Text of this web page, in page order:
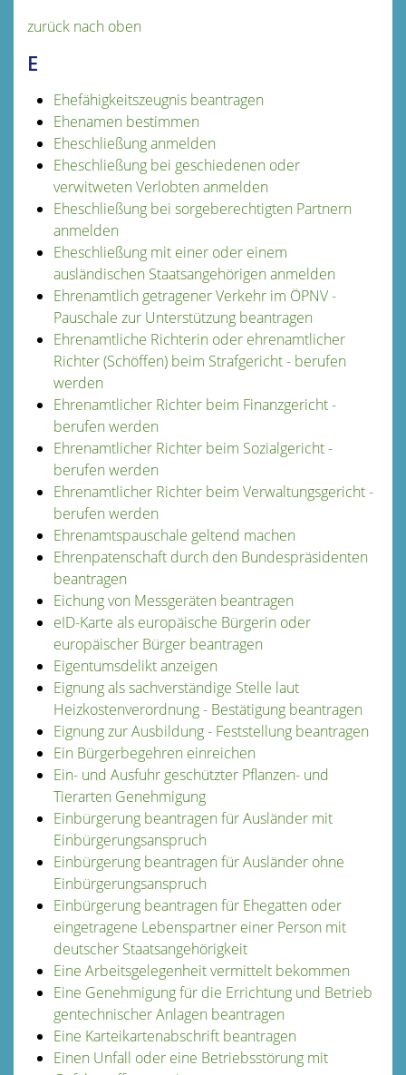
zurück nach oben
E
Ehefähigkeitszeugnis beantragen
Ehenamen bestimmen
Eheschließung anmelden
Eheschließung bei geschiedenen oder
verwitweten Verlobten anmelden
Eheschließung bei sorgeberechtigten Partnern
anmelden
Eheschließung mit einer oder einem
ausländischen Staatsangehörigen anmelden
Ehrenamtlich getragener Verkehr im ÖPNV -
Pauschale zur Unterstützung beantragen
Ehrenamtliche Richterin oder ehrenamtlicher
Richter (Schöffen) beim Strafgericht - berufen
werden
Ehrenamtlicher Richter beim Finanzgericht -
berufen werden
Ehrenamtlicher Richter beim Sozialgericht -
berufen werden
Ehrenamtlicher Richter beim Verwaltungsgericht -
berufen werden
Ehrenamtspauschale geltend machen
Ehrenpatenschaft durch den Bundespräsidenten
beantragen
Eichung von Messgeräten beantragen
eID-Karte als europäische Bürgerin oder
europäischer Bürger beantragen
Eigentumsdelikt anzeigen
Eignung als sachverständige Stelle laut
Heizkostenverordnung - Bestätigung beantragen
Eignung zur Ausbildung - Feststellung beantragen
Ein Bürgerbegehren einreichen
Ein- und Ausfuhr geschützter Pflanzen- und
Tierarten Genehmigung
Einbürgerung beantragen für Ausländer mit
Einbürgerungsanspruch
Einbürgerung beantragen für Ausländer ohne
Einbürgerungsanspruch
Einbürgerung beantragen für Ehegatten oder
eingetragene Lebenspartner einer Person mit
deutscher Staatsangehörigkeit
Eine Arbeitsgelegenheit vermittelt bekommen
Eine Genehmigung für die Errichtung und Betrieb
gentechnischer Anlagen beantragen
Eine Karteikartenabschrift beantragen
Einen Unfall oder eine Betriebsstörung mit